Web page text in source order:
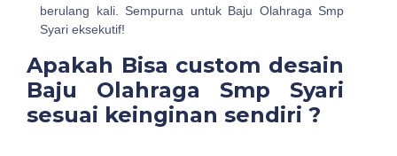
berulang kali. Sempurna untuk Baju Olahraga Smp
Syari eksekutif!
Apakah Bisa custom desain
Baju Olahraga Smp Syari
sesuai keinginan sendiri ?